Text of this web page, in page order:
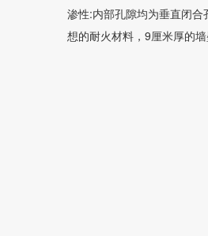
渗性:内部孔隙均为垂直闭
想的耐火材料，9厘米厚的